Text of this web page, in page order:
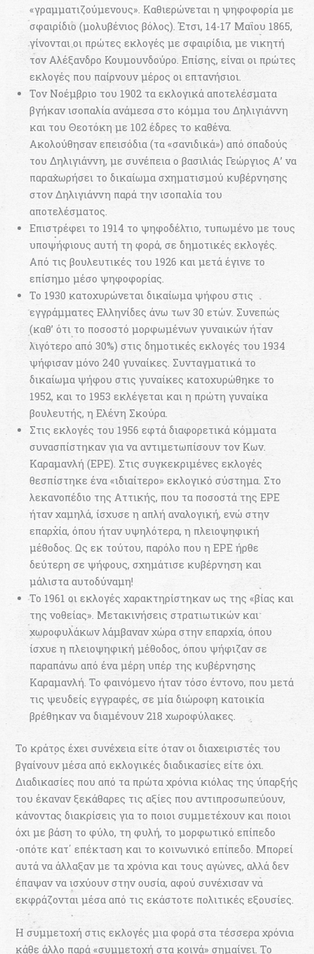
«γραμματιζούμενους». Καθιερώνεται η ψηφοφορία με
σφαιρίδιο (μολυβένιος βόλος). Έτσι, 14-17 Μαΐου 1865,
γίνονται οι πρώτες εκλογές με σφαιρίδια, με νικητή
τον Αλέξανδρο Κουμουνδούρο. Επίσης, είναι οι πρώτες
εκλογές που παίρνουν μέρος οι επτανήσιοι.
Τον Νοέμβριο του 1902 τα εκλογικά αποτελέσματα
βγήκαν ισοπαλία ανάμεσα στο κόμμα του Δηλιγιάννη
και του Θεοτόκη με 102 έδρες το καθένα.
Ακολούθησαν επεισόδια (τα «σανιδικά») από οπαδούς
του Δηλιγιάννη, με συνέπεια ο βασιλιάς Γεώργιος Α’ να
παραχωρήσει το δικαίωμα σχηματισμού κυβέρνησης
στον Δηλιγιάννη παρά την ισοπαλία του
αποτελέσματος.
Επιστρέφει το 1914 το ψηφοδέλτιο, τυπωμένο με τους
υποψήφιους αυτή τη φορά, σε δημοτικές εκλογές.
Από τις βουλευτικές του 1926 και μετά έγινε το
επίσημο μέσο ψηφοφορίας.
Το 1930 κατοχυρώνεται δικαίωμα ψήφου στις
εγγράμματες Ελληνίδες άνω των 30 ετών. Συνεπώς
(καθ’ ότι το ποσοστό μορφωμένων γυναικών ήταν
λιγότερο από 30%) στις δημοτικές εκλογές του 1934
ψήφισαν μόνο 240 γυναίκες. Συνταγματικά το
δικαίωμα ψήφου στις γυναίκες κατοχυρώθηκε το
1952, και το 1953 εκλέγεται και η πρώτη γυναίκα
βουλευτής, η Ελένη Σκούρα.
Στις εκλογές του 1956 εφτά διαφορετικά κόμματα
συνασπίστηκαν για να αντιμετωπίσουν τον Κων.
Καραμανλή (ΕΡΕ). Στις συγκεκριμένες εκλογές
θεσπίστηκε ένα «ιδιαίτερο» εκλογικό σύστημα. Στο
λεκανοπέδιο της Αττικής, που τα ποσοστά της ΕΡΕ
ήταν χαμηλά, ίσχυσε η απλή αναλογική, ενώ στην
επαρχία, όπου ήταν υψηλότερα, η πλειοψηφική
μέθοδος. Ως εκ τούτου, παρόλο που η ΕΡΕ ήρθε
δεύτερη σε ψήφους, σχημάτισε κυβέρνηση και
μάλιστα αυτοδύναμη!
Το 1961 οι εκλογές χαρακτηρίστηκαν ως της «βίας και
της νοθείας». Μετακινήσεις στρατιωτικών και
χωροφυλάκων λάμβαναν χώρα στην επαρχία, όπου
ίσχυε η πλειοψηφική μέθοδος, όπου ψήφιζαν σε
παραπάνω από ένα μέρη υπέρ της κυβέρνησης
Καραμανλή. Το φαινόμενο ήταν τόσο έντονο, που μετά
τις ψευδείς εγγραφές, σε μία διώροφη κατοικία
βρέθηκαν να διαμένουν 218 χωροφύλακες.
Το κράτος έχει συνέχεια είτε όταν οι διαχειριστές του
βγαίνουν μέσα από εκλογικές διαδικασίες είτε όχι.
Διαδικασίες που από τα πρώτα χρόνια κιόλας της ύπαρξής
του έκαναν ξεκάθαρες τις αξίες που αντιπροσωπεύουν,
κάνοντας διακρίσεις για το ποιοι συμμετέχουν και ποιοι
όχι με βάση το φύλο, τη φυλή, το μορφωτικό επίπεδο
-οπότε κατ΄ επέκταση και το κοινωνικό επίπεδο. Μπορεί
αυτά να άλλαξαν με τα χρόνια και τους αγώνες, αλλά δεν
έπαψαν να ισχύουν στην ουσία, αφού συνέχισαν να
εκφράζονται μέσα από τις εκάστοτε πολιτικές εξουσίες.
Η συμμετοχή στις εκλογές μια φορά στα τέσσερα χρόνια
κάθε άλλο παρά «συμμετοχή στα κοινά» σημαίνει. Το